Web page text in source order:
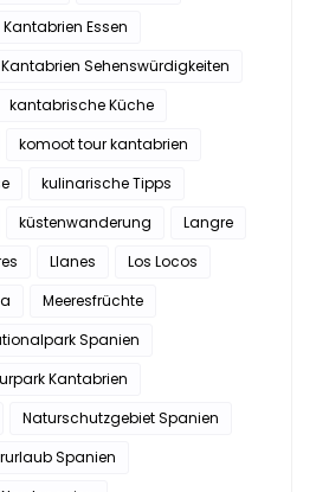
Kantabrien Essen
Kantabrien Sehenswürdigkeiten
kantabrische Küche
komoot tour kantabrien
kulinarische Tipps
küstenwanderung
Langre
Llanes
Los Locos
Meeresfrüchte
Spanien
Kantabrien
Naturschutzgebiet Spanien
Spanien